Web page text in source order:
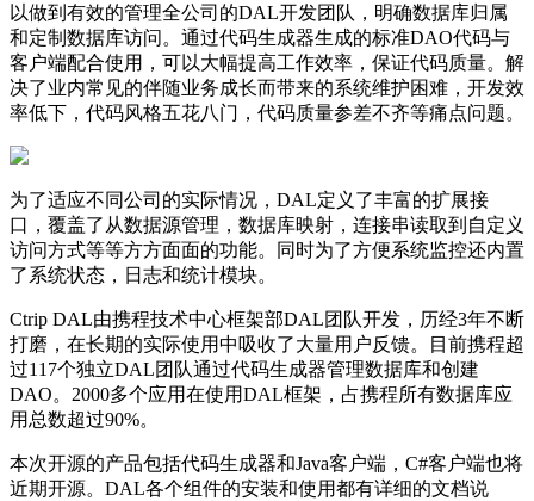
以做到有效的管理全公司的DAL开发团队，明确数据库归属
和定制数据库访问。通过代码生成器生成的标准DAO代码与
客户端配合使用，可以大幅提高工作效率，保证代码质量。解
决了业内常见的伴随业务成长而带来的系统维护困难，开发效
率低下，代码风格五花八门，代码质量参差不齐等痛点问题。
为了适应不同公司的实际情况，DAL定义了丰富的扩展接
口，覆盖了从数据源管理，数据库映射，连接串读取到自定义
访问方式等等方方面面的功能。同时为了方便系统监控还内置
了系统状态，日志和统计模块。
Ctrip DAL由携程技术中心框架部DAL团队开发，历经3年不断
打磨，在长期的实际使用中吸收了大量用户反馈。目前携程超
过117个独立DAL团队通过代码生成器管理数据库和创建
DAO。2000多个应用在使用DAL框架，占携程所有数据库应
用总数超过90%。
本次开源的产品包括代码生成器和Java客户端，C#客户端也将
近期开源。DAL各个组件的安装和使用都有详细的文档说